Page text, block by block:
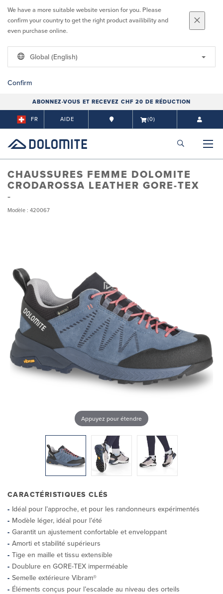
We have a more suitable website version for you. Please
confirm your country to get the right product availibility and
even purchase online.
Global (English)
Confirm
ABONNEZ-VOUS ET RECEVEZ CHF 20 DE RÉDUCTION
FR AIDE (0)
CHAUSSURES FEMME DOLOMITE
CRODAROSSA LEATHER GORE-TEX
Modèle : 420067
Appuyez pour étendre
CARACTÉRISTIQUES CLÉS
Idéal pour l’approche, et pour les randonneurs expérimentés
Modèle léger, idéal pour l’été
Garantit un ajustement confortable et enveloppant
Amorti et stabilité supérieurs
Tige en maille et tissu extensible
Doublure en GORE-TEX imperméable
Semelle extérieure Vibram®
Éléments conçus pour l’escalade au niveau des orteils